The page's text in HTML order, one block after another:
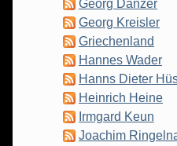
Georg Danzer
Georg Kreisler
Griechenland
Hannes Wader
Hanns Dieter
Heinrich Heine
Irmgard Keun
Joachim